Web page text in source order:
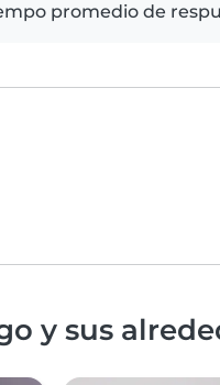
promedio de
y sus